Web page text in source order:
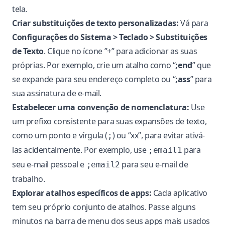
tela.
Criar substituições de texto personalizadas:Vá para
Configurações do Sistema > Teclado > Substituições
de Texto. Clique no ícone ”+” para adicionar as suas
próprias. Por exemplo, crie um atalho como “;end” que
se expande para seu endereço completo ou “;ass” para
sua assinatura de e-mail.
Estabelecer uma convenção de nomenclatura: Use
um prefixo consistente para suas expansões de texto,
como um ponto e vírgula ( ; ) ou “xx”, para evitar ativá-
las acidentalmente. Por exemplo, use ;email1 para
seu e-mail pessoal e ;email2 para seu e-mail de
trabalho.
Explorar atalhos específicos de apps: Cada aplicativo
tem seu próprio conjunto de atalhos. Passe alguns
minutos na barra de menu dos seus apps mais usados